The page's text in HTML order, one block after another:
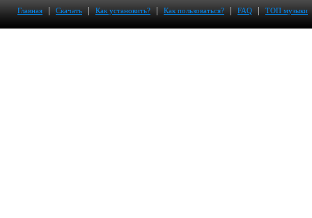
Главная | Скачать | Как установить? | Как пользоваться? | FAQ | ТОП музыки